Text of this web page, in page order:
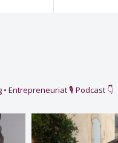
• Entrepreneuriat🎙️ Podcast 👇